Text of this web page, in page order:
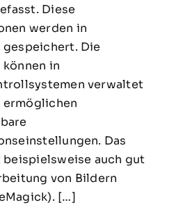
Diese
werden in
Die
in
verwaltet
ermöglichen
Das
auch gut
von Bildern
[…]